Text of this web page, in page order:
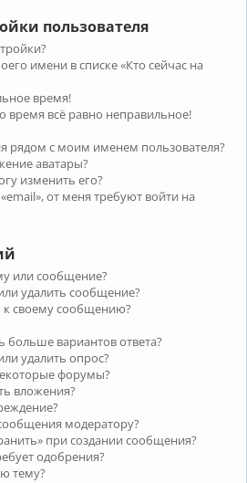
пользователя
имени в списке «Кто сейчас на
время!
время всё равно неправильное!
рядом с моим именем пользователя?
аватары?
изменить его?
от меня требуют войти на
или сообщение?
удалить сообщение?
к своему сообщению?
больше вариантов ответа?
удалить опрос?
форумы?
вложения?
модератору?
при создании сообщения?
одобрения?
тему?